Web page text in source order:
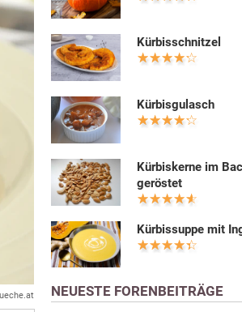
Kürbisschnitzel
Kürbisgulasch
Kürbiskerne im
geröstet
Kürbissuppe mit
NEUESTE FORENBEITRÄGE